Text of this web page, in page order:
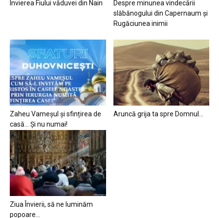
Învierea Fiului văduvei din Nain
Despre minunea vindecării
slăbănogului din Capernaum și
Rugăciunea inimii
Zaheu Vameșul și sfințirea de
casă… Și nu numai!
Aruncă grija ta spre Domnul…
Ziua Învierii, să ne luminăm
popoare…